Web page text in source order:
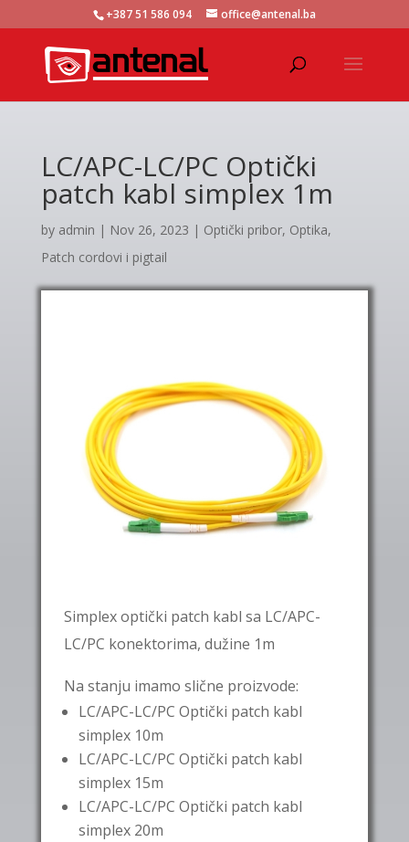
+387 51 586 094 office@antenal.ba
LC/APC-LC/PC Optički
patch kabl simplex 1m
by admin | Nov 26, 2023 | Optički pribor, Optika,
Patch cordovi i pigtail
Simplex optički patch kabl sa LC/APC-
LC/PC konektorima, dužine 1m
Na stanju imamo slične proizvode:
LC/APC-LC/PC Optički patch kabl
simplex 10m
LC/APC-LC/PC Optički patch kabl
simplex 15m
LC/APC-LC/PC Optički patch kabl
simplex 20m